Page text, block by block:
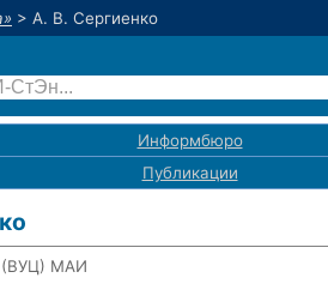
> А. В. Сергиенко
Информбюро
Публикации
(ВУЦ) МАИ